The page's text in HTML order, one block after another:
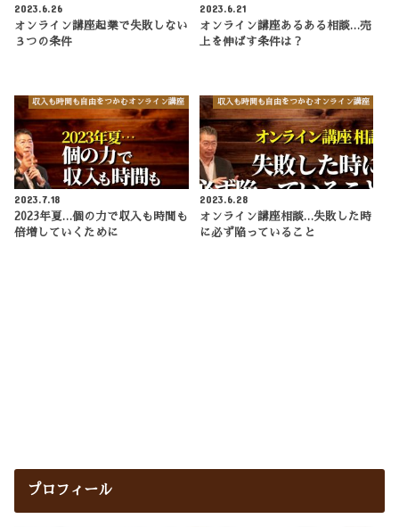
2023.6.26
オンライン講座起業で失敗しない
３つの条件
2023.6.21
オンライン講座あるある相談…売
上を伸ばす条件は？
収入も時間も自由をつかむオンライン講座
2023.7.18
2023年夏…個の力で収入も時間も
倍増していくために
収入も時間も自由をつかむオンライン講座
2023.6.28
オンライン講座相談…失敗した時
に必ず陥っていること
プロフィール